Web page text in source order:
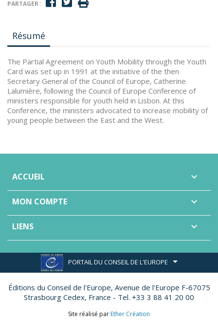
PARTAGER :
Résumé
The Partial Agreement on Youth Mobility through the Youth
Card was set up in 1991 at the initiative of the then
Secretary General of the Council of Europe, Catherine
Lalumière, following the Council of Europe Conference of
ministers responsible for youth held in Lisbon. At this
Conference, the ministers advocated to increase mobility of
young people between the East and the West.
ACCUEIL 
MON COMPTE 
LIENS 
PORTAIL DU CONSEIL DE L'EUROPE
Éditions du Conseil de l'Europe, Avenue de l'Europe F-67075
Strasbourg Cedex, France - Tel. +33 3 88 41 20 00
Site réalisé par Ether Création